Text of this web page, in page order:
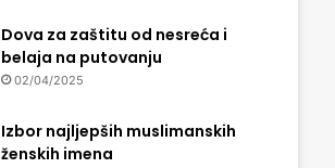
Dova za zaštitu od nesreća i
belaja na putovanju
02/04/2025
Izbor najljepših muslimanskih
ženskih imena